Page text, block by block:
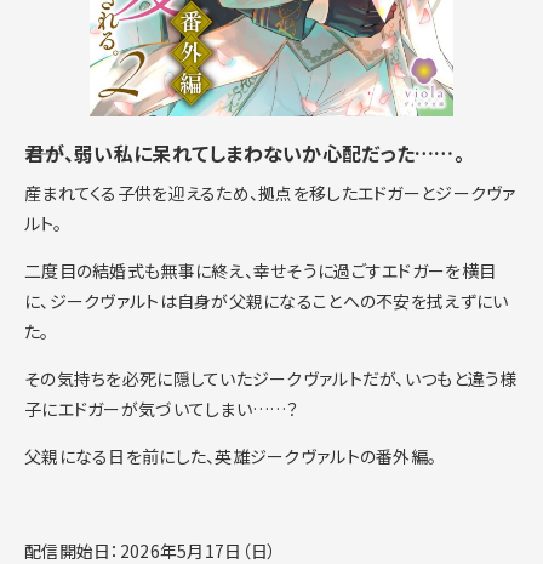
――君が、弱い私に呆れてしまわないか心配だった……。
産まれてくる子供を迎えるため、拠点を移したエドガーとジークヴァ
ルト。
二度目の結婚式も無事に終え、幸せそうに過ごすエドガーを横目
に、ジークヴァルトは自身が父親になることへの不安を拭えずにい
た。
その気持ちを必死に隠していたジークヴァルトだが、いつもと違う様
子にエドガーが気づいてしまい……？
父親になる日を前にした、英雄ジークヴァルトの番外編。
配信開始日：2026年5月17日（日）